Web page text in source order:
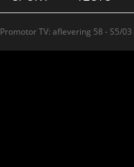
Promotor TV: aflevering 58 - S5/03